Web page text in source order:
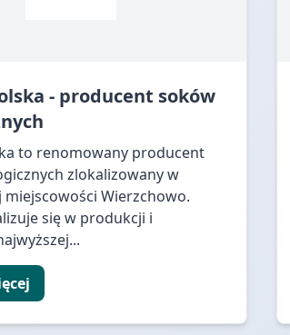
- producent soków
to renomowany producent
zlokalizowany w
miejscowości Wierzchowo.
się w produkcji i